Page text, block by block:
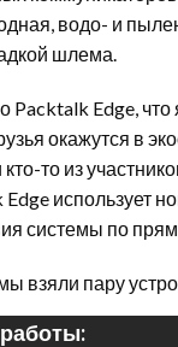
водо- и
шлема.
Edge,
окажутся в
то из
системы по
взяли пару